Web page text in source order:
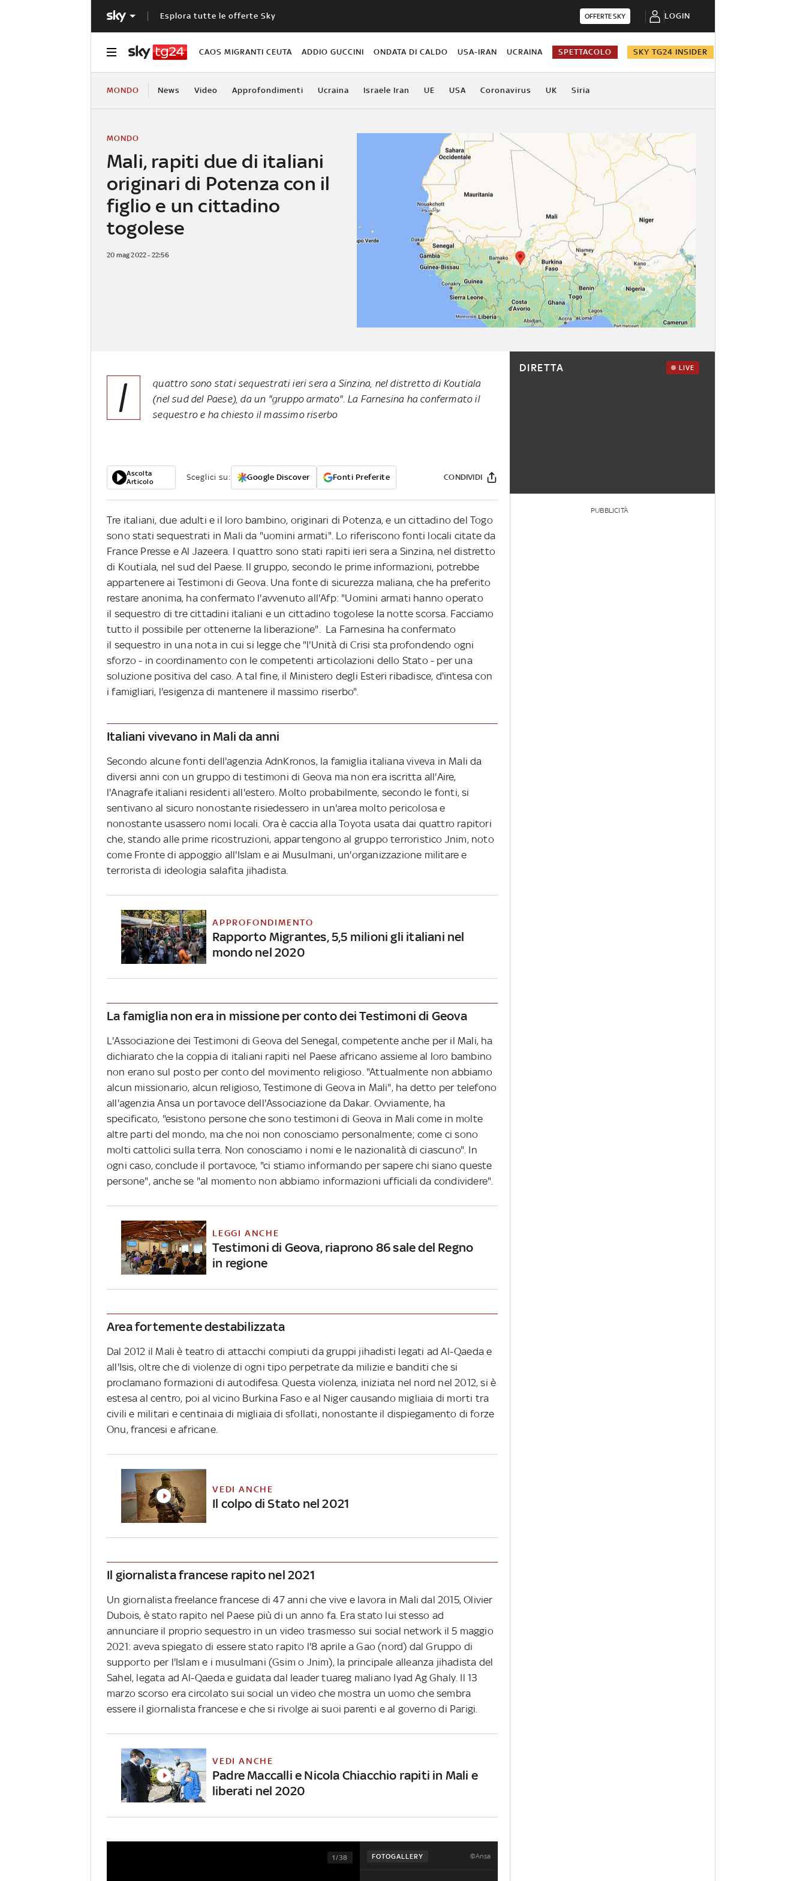
Esplora tutte le offerte Sky OFFERTE SKY LOGIN
CAOS MIGRANTI CEUTA ADDIO GUCCINI ONDATA DI CALDO USA-IRAN UCRAINA SPETTACOLO SKY TG24 INSIDER
MONDO News Video Approfondimenti Ucraina Israele Iran UE USA Coronavirus UK Siria
Mali, rapiti due di italiani
originari di Potenza con il
figlio e un cittadino
togolese
MONDO
20 mag 2022 - 22:56
I
quattro sono stati sequestrati ieri sera a Sinzina, nel distretto di Koutiala
(nel sud del Paese), da un "gruppo armato". La Farnesina ha confermato il
sequestro e ha chiesto il massimo riserbo
Ascolta
Articolo
Sceglici su: Google Discover Fonti Preferite CONDIVIDI
Tre italiani, due adulti e il loro bambino, originari di Potenza, e un cittadino del Togo
sono stati sequestrati in Mali da "uomini armati". Lo riferiscono fonti locali citate da
France Presse e Al Jazeera. I quattro sono stati rapiti ieri sera a Sinzina, nel distretto
di Koutiala, nel sud del Paese. Il gruppo, secondo le prime informazioni, potrebbe
appartenere ai Testimoni di Geova. Una fonte di sicurezza maliana, che ha preferito
restare anonima, ha confermato l'avvenuto all'Afp: "Uomini armati hanno operato
il sequestro di tre cittadini italiani e un cittadino togolese la notte scorsa. Facciamo
tutto il possibile per ottenerne la liberazione". La Farnesina ha confermato
il sequestro in una nota in cui si legge che "l'Unità di Crisi sta profondendo ogni
sforzo - in coordinamento con le competenti articolazioni dello Stato - per una
soluzione positiva del caso. A tal fine, il Ministero degli Esteri ribadisce, d'intesa con
i famigliari, l'esigenza di mantenere il massimo riserbo".
Italiani vivevano in Mali da anni
Secondo alcune fonti dell'agenzia AdnKronos, la famiglia italiana viveva in Mali da
diversi anni con un gruppo di testimoni di Geova ma non era iscritta all'Aire,
l'Anagrafe italiani residenti all'estero. Molto probabilmente, secondo le fonti, si
sentivano al sicuro nonostante risiedessero in un'area molto pericolosa e
nonostante usassero nomi locali. Ora è caccia alla Toyota usata dai quattro rapitori
che, stando alle prime ricostruzioni, appartengono al gruppo terroristico Jnim, noto
come Fronte di appoggio all'Islam e ai Musulmani, un'organizzazione militare e
terrorista di ideologia salafita jihadista.
APPROFONDIMENTO
Rapporto Migrantes, 5,5 milioni gli italiani nel
mondo nel 2020
La famiglia non era in missione per conto dei Testimoni di Geova
L'Associazione dei Testimoni di Geova del Senegal, competente anche per il Mali, ha
dichiarato che la coppia di italiani rapiti nel Paese africano assieme al loro bambino
non erano sul posto per conto del movimento religioso. "Attualmente non abbiamo
alcun missionario, alcun religioso, Testimone di Geova in Mali", ha detto per telefono
all'agenzia Ansa un portavoce dell'Associazione da Dakar. Ovviamente, ha
specificato, "esistono persone che sono testimoni di Geova in Mali come in molte
altre parti del mondo, ma che noi non conosciamo personalmente; come ci sono
molti cattolici sulla terra. Non conosciamo i nomi e le nazionalità di ciascuno". In
ogni caso, conclude il portavoce, "ci stiamo informando per sapere chi siano queste
persone", anche se "al momento non abbiamo informazioni ufficiali da condividere".
LEGGI ANCHE
Testimoni di Geova, riaprono 86 sale del Regno
in regione
Area fortemente destabilizzata
Dal 2012 il Mali è teatro di attacchi compiuti da gruppi jihadisti legati ad Al-Qaeda e
all'Isis, oltre che di violenze di ogni tipo perpetrate da milizie e banditi che si
proclamano formazioni di autodifesa. Questa violenza, iniziata nel nord nel 2012, si è
estesa al centro, poi al vicino Burkina Faso e al Niger causando migliaia di morti tra
civili e militari e centinaia di migliaia di sfollati, nonostante il dispiegamento di forze
Onu, francesi e africane.
VEDI ANCHE
Il colpo di Stato nel 2021
Il giornalista francese rapito nel 2021
Un giornalista freelance francese di 47 anni che vive e lavora in Mali dal 2015, Olivier
Dubois, è stato rapito nel Paese più di un anno fa. Era stato lui stesso ad
annunciare il proprio sequestro in un video trasmesso sui social network il 5 maggio
2021: aveva spiegato di essere stato rapito l'8 aprile a Gao (nord) dal Gruppo di
supporto per l'Islam e i musulmani (Gsim o Jnim), la principale alleanza jihadista del
Sahel, legata ad Al-Qaeda e guidata dal leader tuareg maliano Iyad Ag Ghaly. Il 13
marzo scorso era circolato sui social un video che mostra un uomo che sembra
essere il giornalista francese e che si rivolge ai suoi parenti e al governo di Parigi.
VEDI ANCHE
Padre Maccalli e Nicola Chiacchio rapiti in Mali e
liberati nel 2020
FOTOGALLERY ©Ansa
1/38
DIRETTA LIVE
PUBBLICITÀ